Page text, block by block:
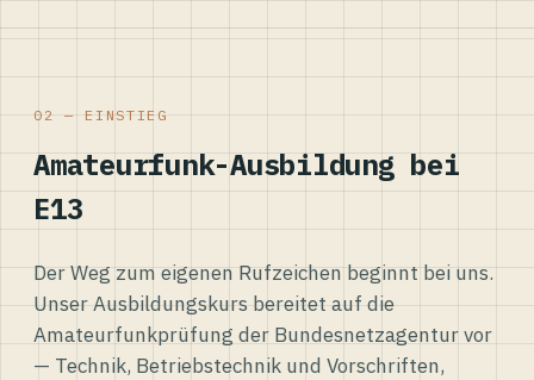
02 — EINSTIEG
Amateurfunk-Ausbildung bei
E13
Der Weg zum eigenen Rufzeichen beginnt bei uns.
Unser Ausbildungskurs bereitet auf die
Amateurfunkprüfung der Bundesnetzagentur vor
— Technik, Betriebstechnik und Vorschriften,